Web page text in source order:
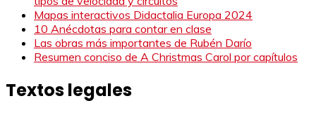
Mapas interactivos Didactalia Europa 2024
10 Anécdotas para contar en clase
Las obras más importantes de Rubén Darío
Resumen conciso de A Christmas Carol por capítulos
Textos legales